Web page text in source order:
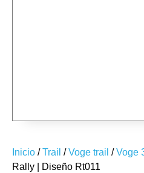
Inicio /Trail /Voge trail /Voge
Rally | Diseño Rt011